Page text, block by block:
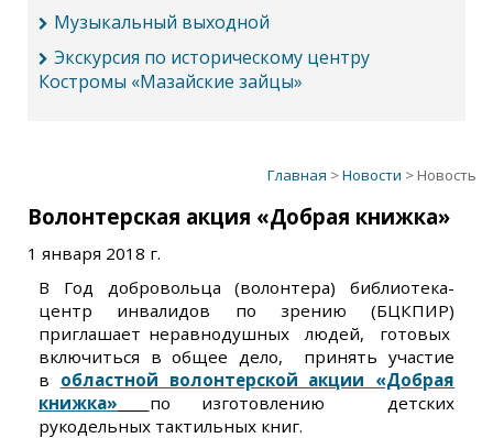
Музыкальный выходной
Экскурсия по историческому центру
Костромы «Мазайские зайцы»
Главная >Новости > Новость
Волонтерская акция «Добрая книжка»
1 января 2018 г.
В Год добровольца (волонтера) библиотека-
центр инвалидов по зрению (БЦКПИР)
приглашает неравнодушных людей, готовых
включиться в общее дело, принять участие
в областной волонтерской акции «Добрая
книжка»
по изготовлению детских
рукодельных тактильных книг.